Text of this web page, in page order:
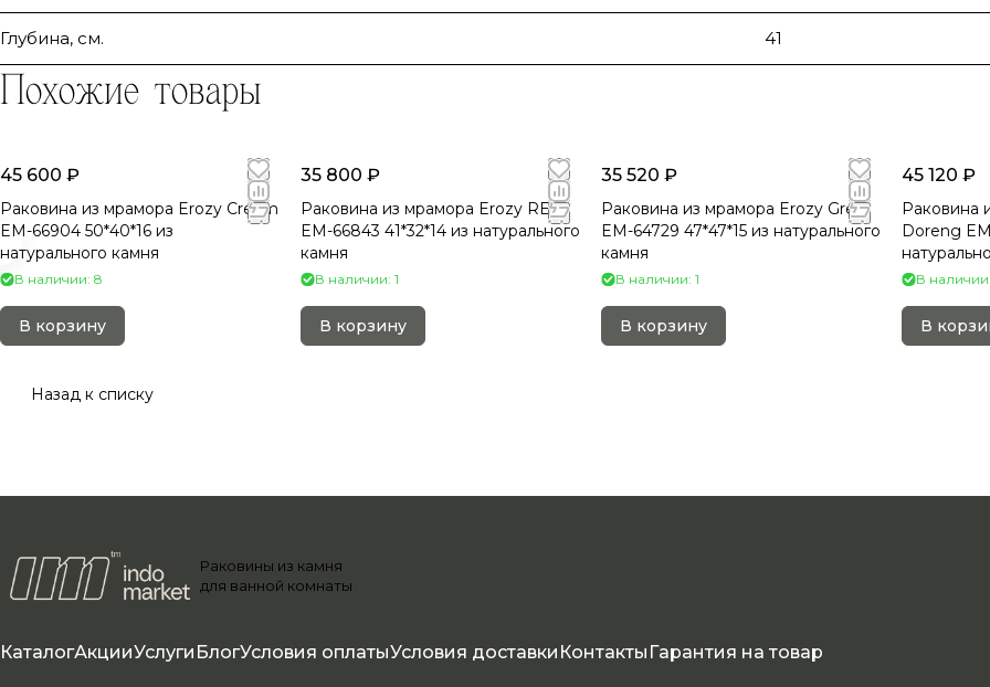
Глубина, см. 41
Похожие товары
45 600 ₽
Раковина из мрамора Erozy Cream
EM-66904 50*40*16 из
натурального камня
В наличии: 8
В корзину
35 800 ₽
Раковина из мрамора Erozy RED
EM-66843 41*32*14 из натурального
камня
В наличии: 1
В корзину
35 520 ₽
Раковина из мрамора Erozy Grey
EM-64729 47*47*15 из натурального
камня
В наличии: 1
В корзину
45 120 ₽
Раковина
Doreng
В наличии:
В
Назад к списку
Раковины из камня
для ванной комнаты
КаталогАкцииУслуги БлогУсловия оплатыУсловия доставки Контакты Гарантия на товар